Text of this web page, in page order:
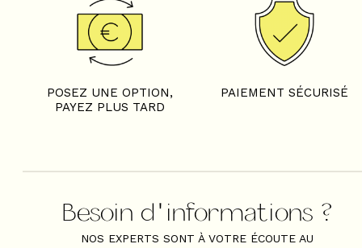
POSEZ UNE OPTION,
PAYEZ PLUS TARD
PAIEMENT SÉCURISÉ
Besoin d'informations ?
NOS EXPERTS SONT À VOTRE ÉCOUTE AU